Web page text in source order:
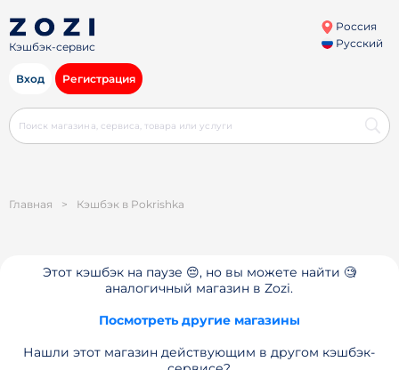
Кэшбэк-сервис
Россия
Русский
Вход Регистрация
Главная > Кэшбэк в Pokrishka
Этот кэшбэк на паузе 😔, но вы можете найти 🧐
аналогичный магазин в Zozi.
Посмотреть другие магазины
Нашли этот магазин действующим в другом кэшбэк-